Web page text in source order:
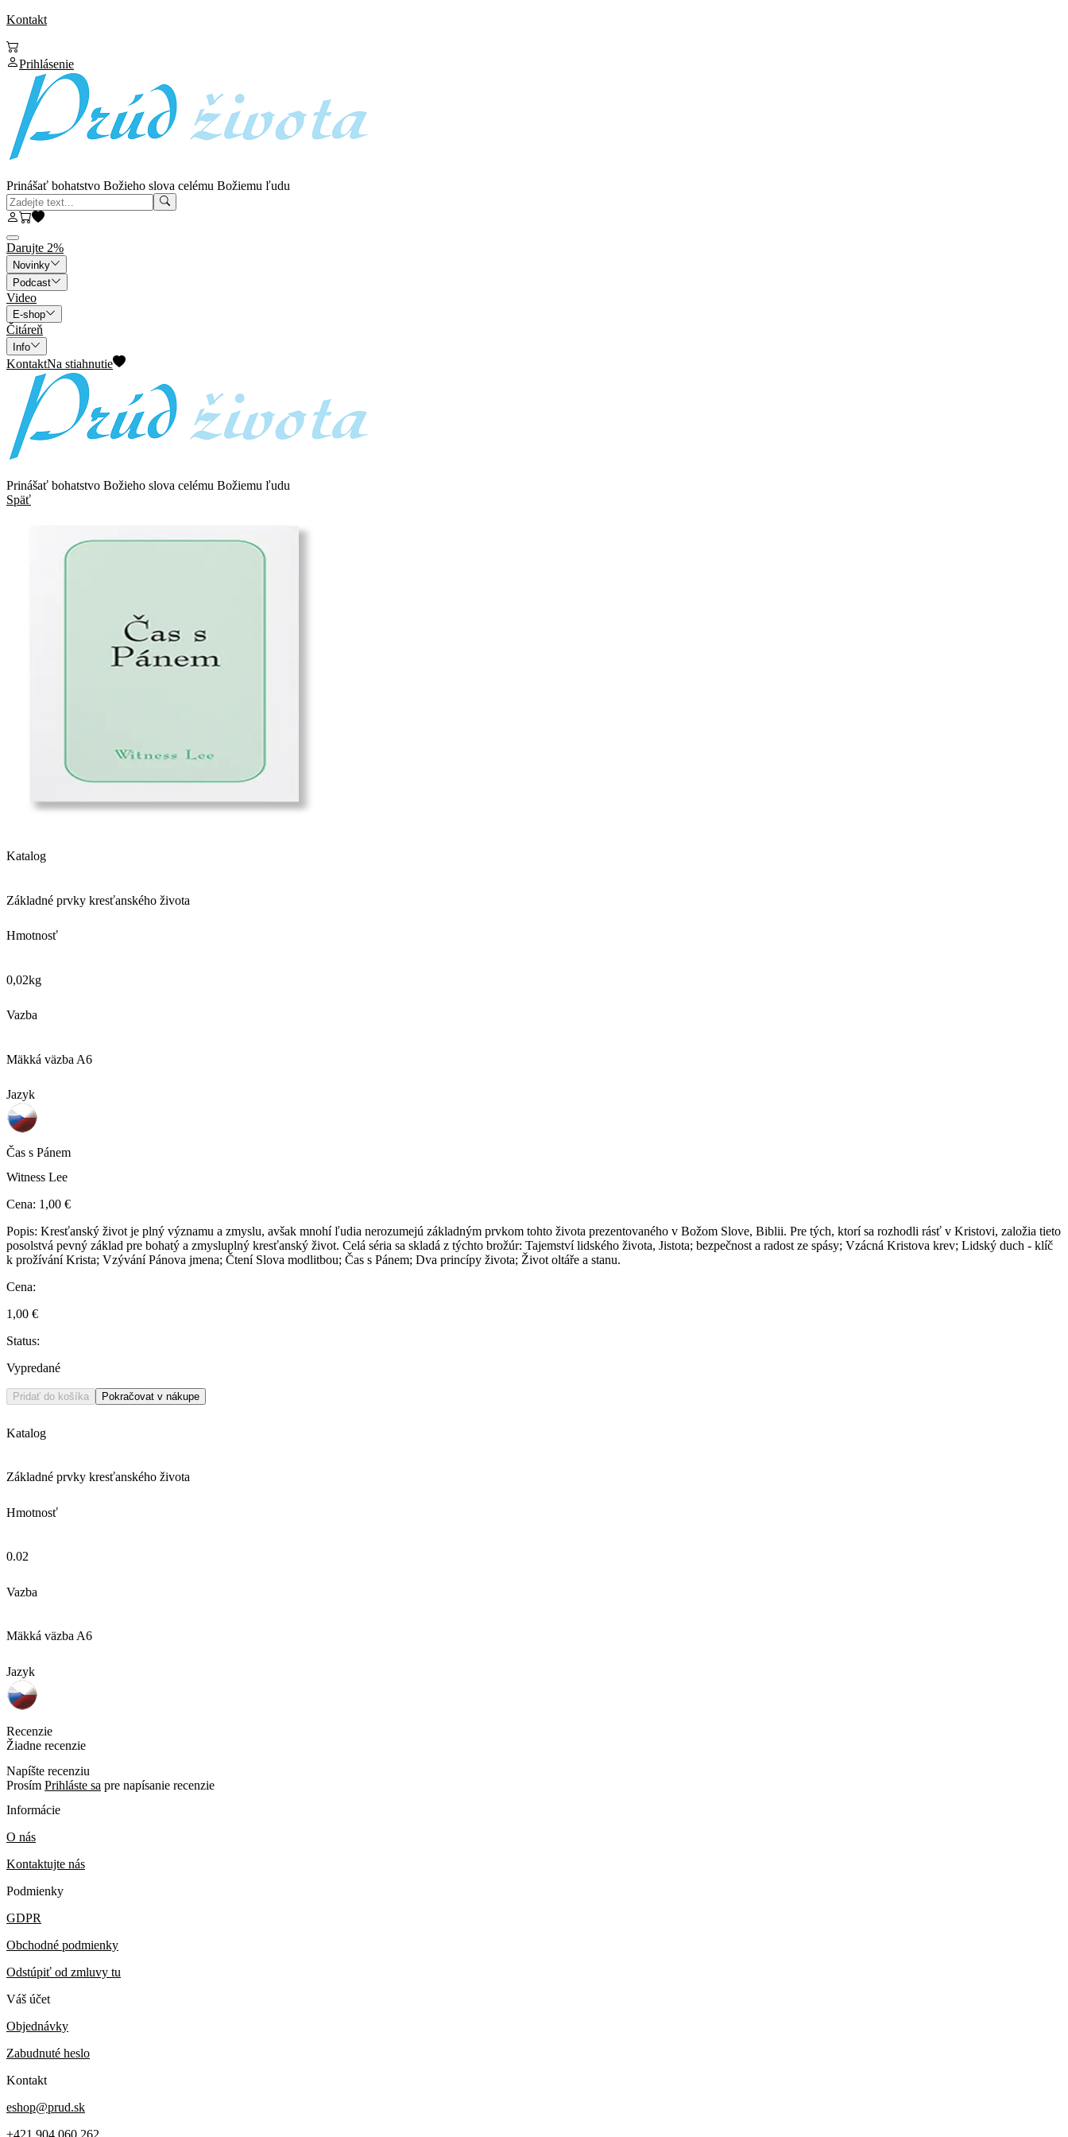
Kontakt
Prihlásenie
Prinášať bohatstvo Božieho slova celému Božiemu ľudu
Darujte 2%
Novinky
Podcast
Video
E-shop
Čitáreň
Info
KontaktNa stiahnutie
Prinášať bohatstvo Božieho slova celému Božiemu ľudu
Späť
Katalog
Základné prvky kresťanského života
Hmotnosť
0,02kg
Vazba
Mäkká väzba A6
Jazyk
Čas s Pánem
Witness Lee
Cena: 1,00 €
Popis: Kresťanský život je plný významu a zmyslu, avšak mnohí ľudia nerozumejú základným prvkom tohto života prezentovaného v Božom Slove, Biblii. Pre tých, ktorí sa rozhodli rásť v Kristovi, založia tieto
posolstvá pevný základ pre bohatý a zmysluplný kresťanský život. Celá séria sa skladá z týchto brožúr: Tajemství lidského života, Jistota; bezpečnost a radost ze spásy; Vzácná Kristova krev; Lidský duch - klíč
k prožívání Krista; Vzývání Pánova jmena; Čtení Slova modlitbou; Čas s Pánem; Dva princípy života; Život oltáře a stanu.
Cena:
1,00 €
Status:
Vypredané
Pridať do košíka Pokračovat v nákupe
Katalog
Základné prvky kresťanského života
Hmotnosť
0.02
Vazba
Mäkká väzba A6
Jazyk
Recenzie
Žiadne recenzie
Napíšte recenziu
Prosím Prihláste sa pre napísanie recenzie
Informácie
O nás
Kontaktujte nás
Podmienky
GDPR
Obchodné podmienky
Odstúpiť od zmluvy tu
Váš účet
Objednávky
Zabudnuté heslo
Kontakt
eshop@prud.sk
+421 904 060 262